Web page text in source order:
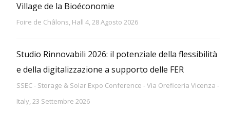
Village de la Bioéconomie
Foire de Châlons, Hall 4, 28 Agosto 2026
Studio Rinnovabili 2026: il potenziale della flessibilità
e della digitalizzazione a supporto delle FER
SSEC - Storage & Solar Expo Conference - Via Oreficeria Vicenza -
Italy, 23 Settembre 2026